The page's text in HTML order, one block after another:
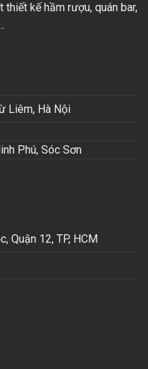
kế hầm rượu, quán bar,
Liêm, Hà Nội
Phú, Sóc Sơn
Quận 12, TP, HCM